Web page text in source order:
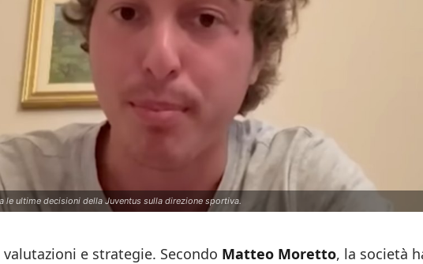
ultime decisioni della Juventus sulla direzione sportiva.
e strategie. Secondo Matteo Moretto, la società